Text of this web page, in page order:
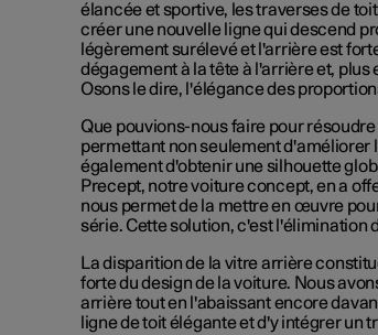
élancée et sportive, les traverses de
créer une nouvelle ligne qui descend
légèrement surélevé et l'arrière est
dégagement à la tête à l'arrière et,
Osons le dire, l'élégance des
Que pouvions-nous faire pour
permettant non seulement d'améliorer
également d'obtenir une silhouette
Precept, notre voiture concept, en a
nous permet de la mettre en œuvre
série. Cette solution, c'est l'élimination
La disparition de la vitre arrière
forte du design de la voiture. Nous
arrière tout en l'abaissant encore
ligne de toit élégante et d'y intégrer un